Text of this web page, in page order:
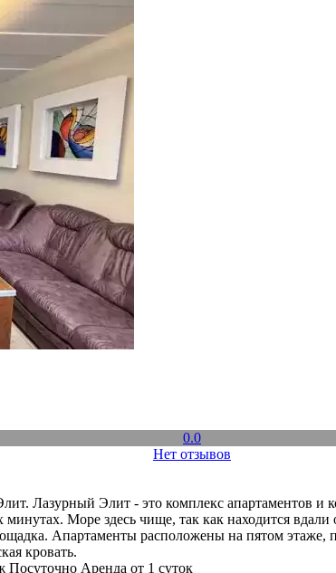
0.0
Нет отзывов
Лазурный Элит - это комплекс апартаментов и
Море здесь чище, так как находится
Апартаменты расположены на пятом
кровать.
Посуточно Аренда от 1 суток